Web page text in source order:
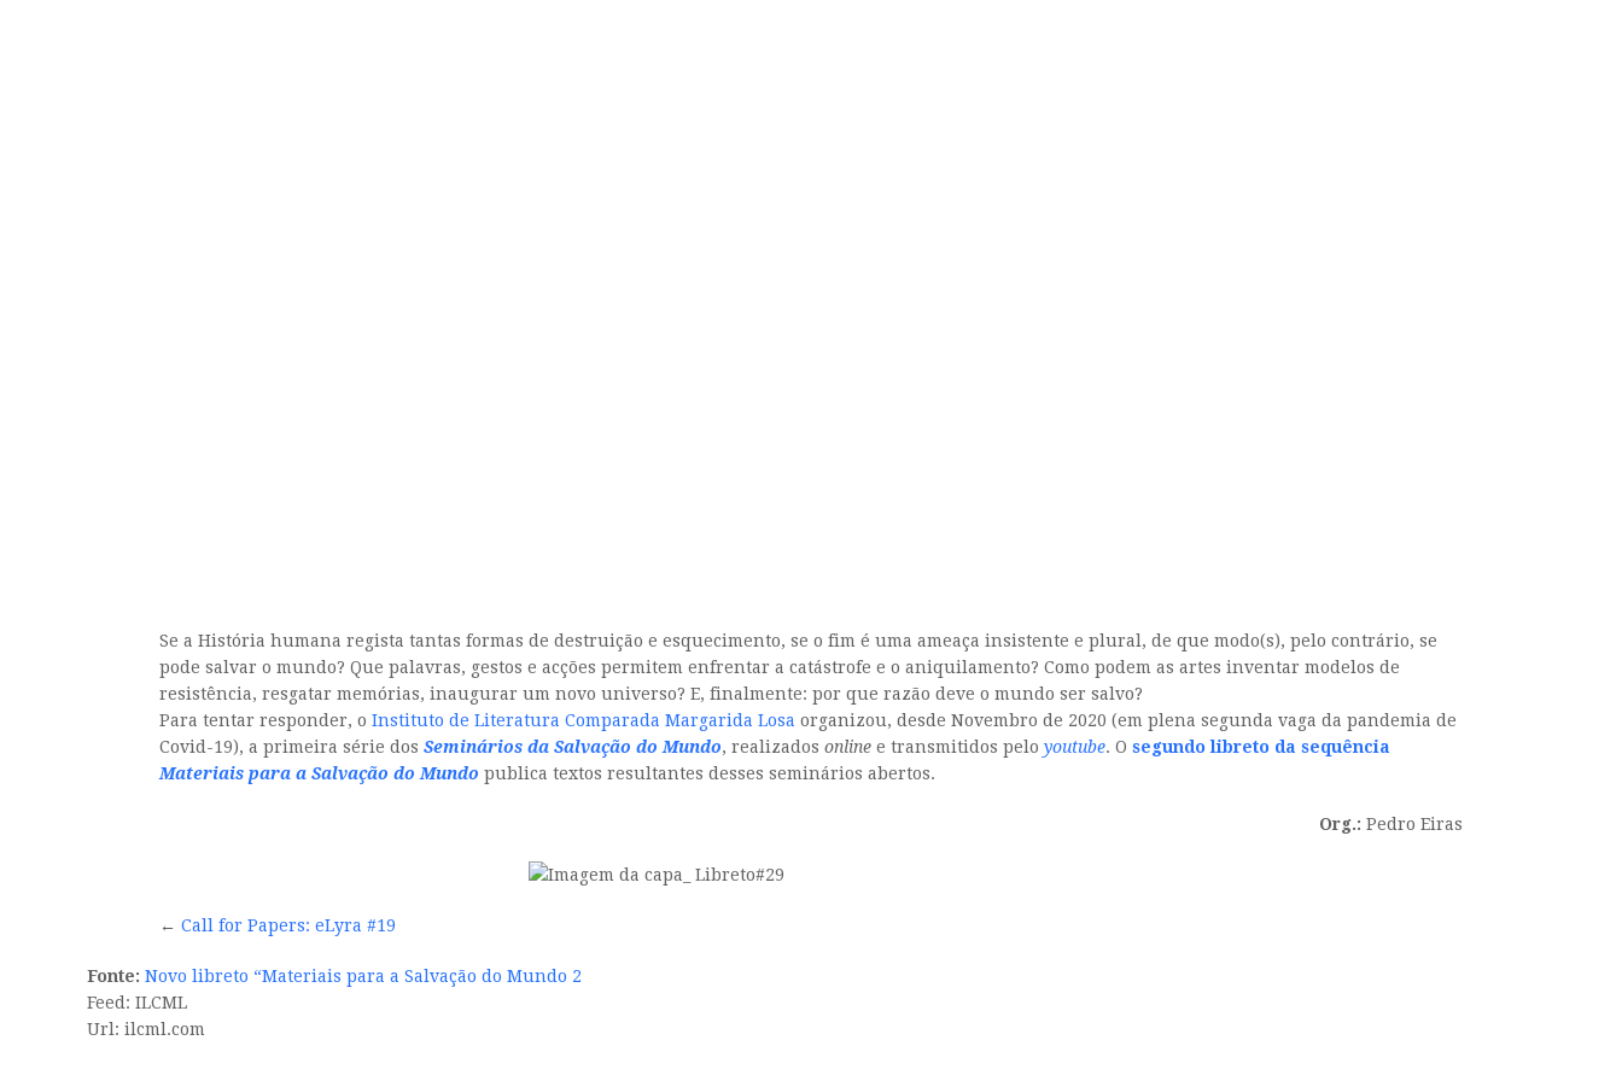
Se a História humana regista tantas formas de destruição e esquecimento, se o fim é uma ameaça insistente e plural, de que modo(s), pelo contrário, se
pode salvar o mundo? Que palavras, gestos e acções permitem enfrentar a catástrofe e o aniquilamento? Como podem as artes inventar modelos de
resistência, resgatar memórias, inaugurar um novo universo? E, finalmente: por que razão deve o mundo ser salvo?
Para tentar responder, o Instituto de Literatura Comparada Margarida Losa organizou, desde Novembro de 2020 (em plena segunda vaga da pandemia de
Covid-19), a primeira série dos Seminários da Salvação do Mundo, realizados online e transmitidos pelo youtube. O segundo libreto da sequência
Materiais para a Salvação do Mundo publica textos resultantes desses seminários abertos.
Org.: Pedro Eiras
← Call for Papers: eLyra #19
Fonte: Novo libreto “Materiais para a Salvação do Mundo 2
Feed: ILCML
Url: ilcml.com